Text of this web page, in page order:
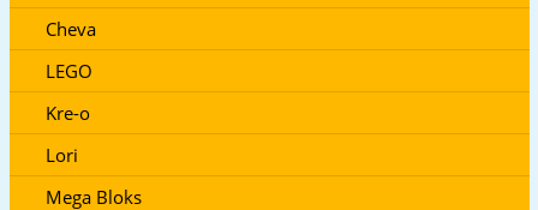
Cheva
LEGO
Kre-o
Lori
Mega Bloks